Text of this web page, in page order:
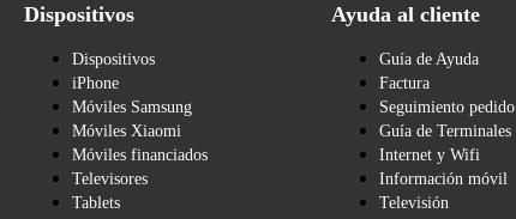
Dispositivos
Dispositivos
iPhone
Móviles Samsung
Móviles Xiaomi
Móviles financiados
Televisores
Tablets
Ayuda al cliente
Guía de Ayuda
Factura
Seguimiento pedido
Guía de Terminales
Internet y Wifi
Información móvil
Televisión